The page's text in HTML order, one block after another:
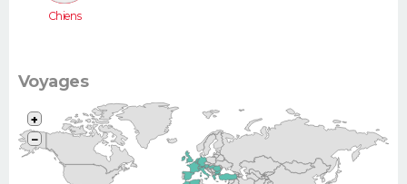
Chiens
Voyages
+
−